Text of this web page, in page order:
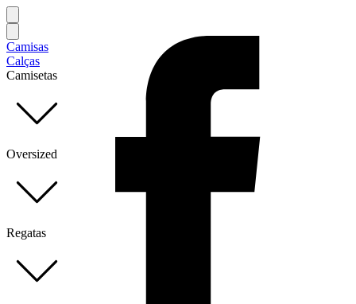
Camisas
Calças
Camisetas
Oversized
Regatas